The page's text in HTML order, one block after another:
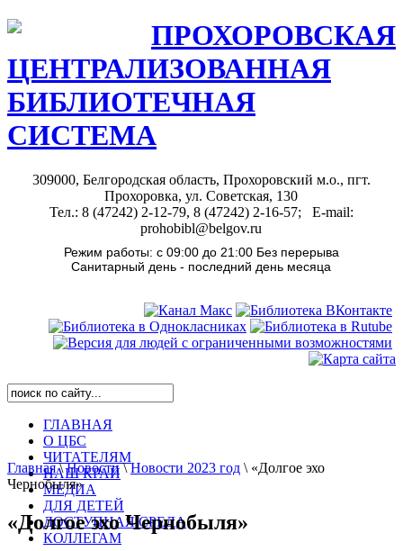
ПРОХОРОВСКАЯ
ЦЕНТРАЛИЗОВАННАЯ
БИБЛИОТЕЧНАЯ
СИСТЕМА
309000, Белгородская область, Прохоровский м.о., пгт.
Прохоровка, ул. Советская, 130
Тел.: 8 (47242) 2-12-79, 8 (47242) 2-16-57; E-mail:
prohobibl@belgov.ru
Режим работы: с 09:00 до 21:00 Без перерыва
Санитарный день - последний день месяца
ГЛАВНАЯ
О ЦБС
ЧИТАТЕЛЯМ
НАШ КРАЙ
МЕДИА
ДЛЯ ДЕТЕЙ
ДОСТУПНАЯ СРЕДА
КОЛЛЕГАМ
Главная\Новости\Новости 2023 год \ «Долгое эхо
Чернобыля»
«Долгое эхо Чернобыля»